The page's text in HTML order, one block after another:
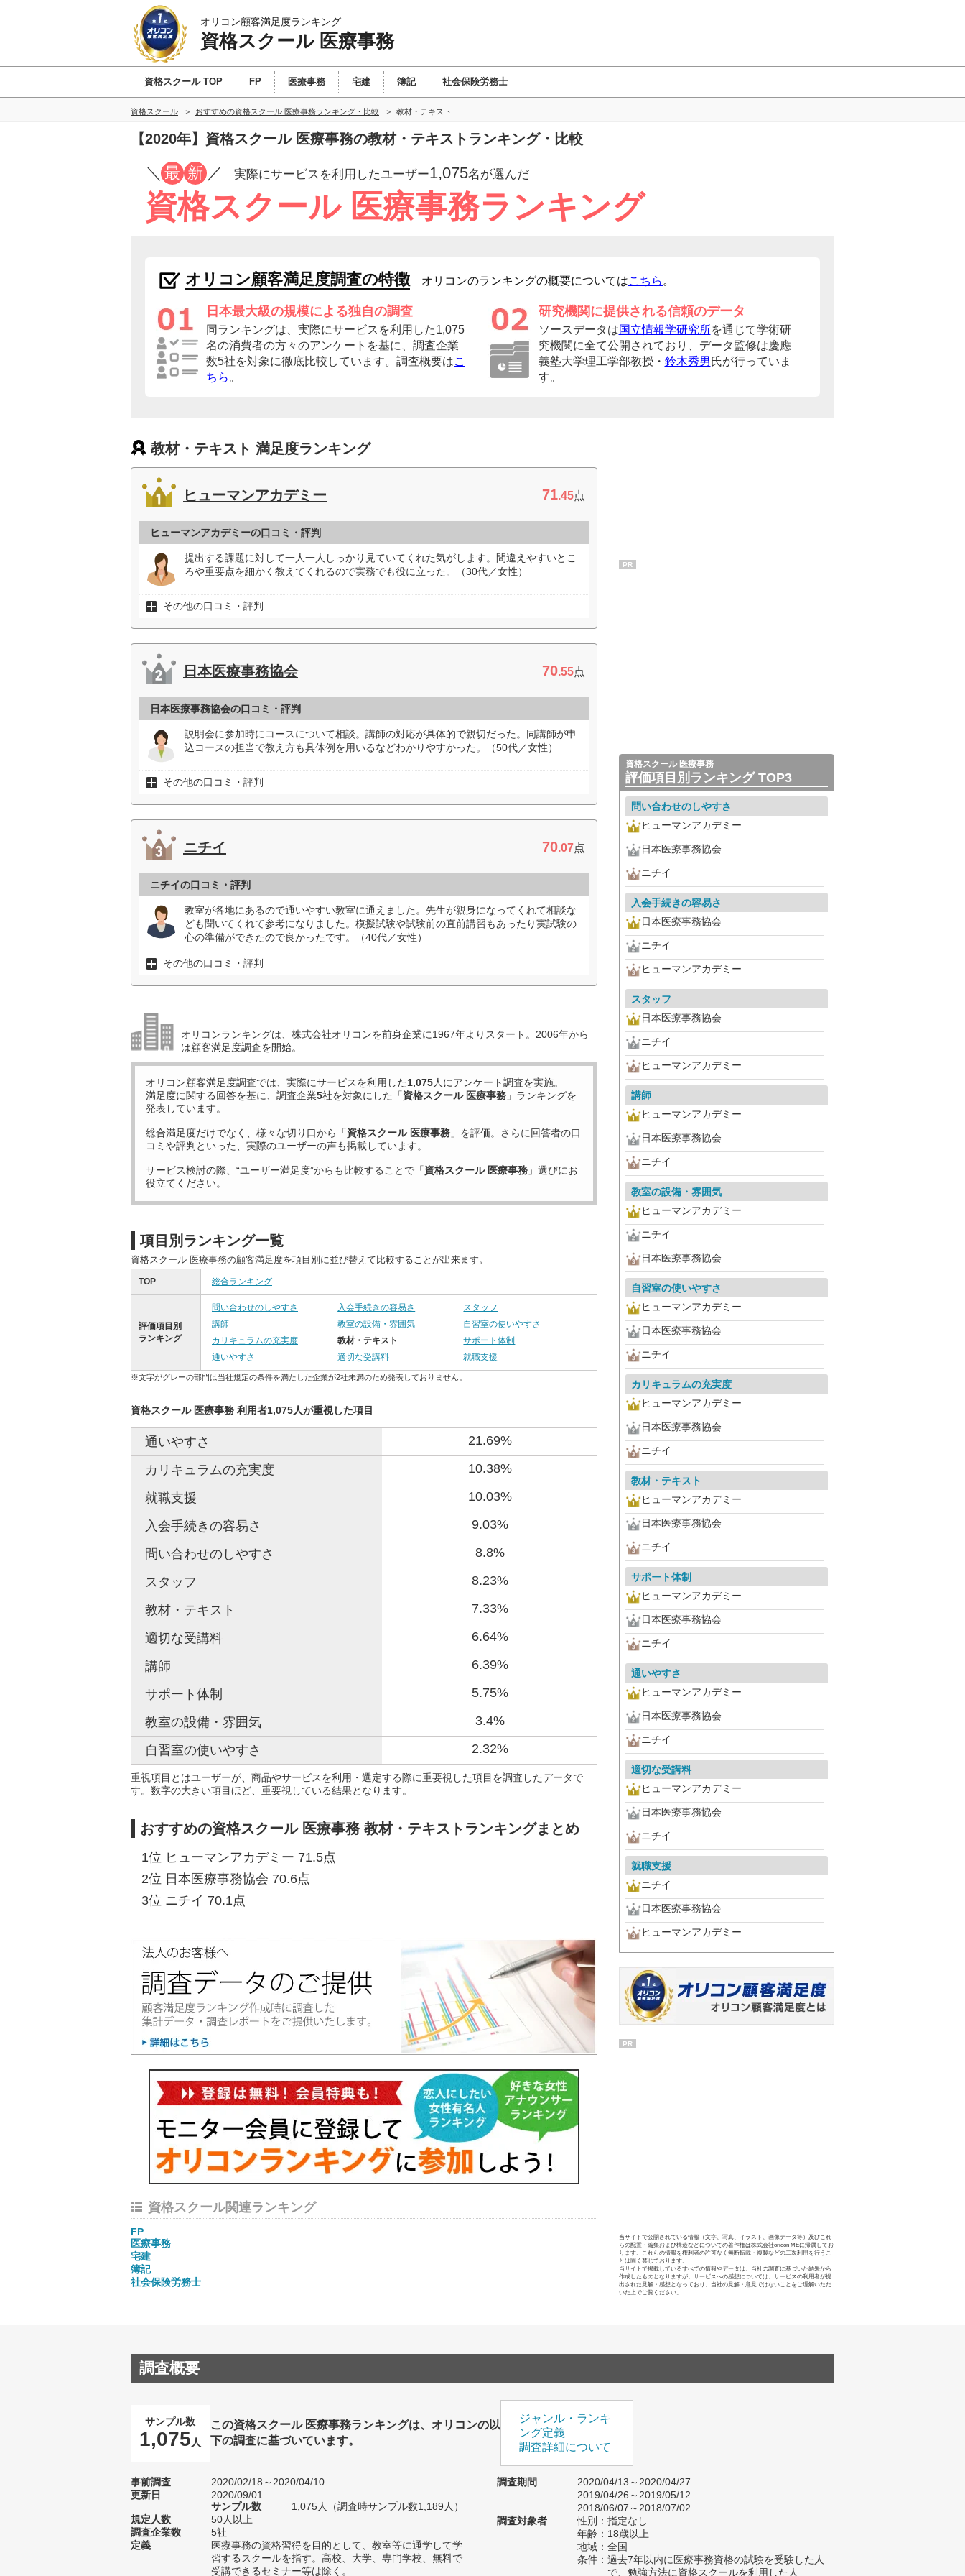
オリコン顧客満足度ランキング
資格スクール 医療事務
資格スクール TOP FP 医療事務 宅建 簿記 社会保険労務士
資格スクール おすすめの資格スクール 医療事務ランキング・比較 教材・テキスト
【2020年】資格スクール 医療事務の教材・テキストランキング・比較
／ 最 新 ／ 実際にサービスを利用したユーザー1,075名が選んだ
資格スクール 医療事務ランキング
オリコン顧客満足度調査の特徴 オリコンのランキングの概要についてはこちら 。
日本最大級の規模による独自の調査
同ランキングは、実際にサービスを利用した1,075
名の消費者の方々のアンケートを基に、調査企業
数5社を対象に徹底比較しています。調査概要はこ
ちら 。
研究機関に提供される信頼のデータ
ソースデータは国立情報学研究所を通じて学術研
究機関に全て公開されており、データ監修は慶應
義塾大学理工学部教授・ 鈴木秀男 氏が行っていま
す。
教材・テキスト 満足度ランキング
ヒューマンアカデミー 71.45点
ヒューマンアカデミーの口コミ・評判
提出する課題に対して一人一人しっかり見ていてくれた気がします。間違えやすいとこ
ろや重要点を細かく教えてくれるので実務でも役に立った。（30代／女性）
その他の口コミ・評判
日本医療事務協会 70.55点
日本医療事務協会の口コミ・評判
説明会に参加時にコースについて相談。講師の対応が具体的で親切だった。同講師が申
込コースの担当で教え方も具体例を用いるなどわかりやすかった。（50代／女性）
その他の口コミ・評判
ニチイ 70.07点
ニチイの口コミ・評判
教室が各地にあるので通いやすい教室に通えました。先生が親身になってくれて相談な
ども聞いてくれて参考になりました。模擬試験や試験前の直前講習もあったり実試験の
心の準備ができたので良かったです。（40代／女性）
その他の口コミ・評判
オリコンランキングは、株式会社オリコンを前身企業に1967年よりスタート。2006年から
は顧客満足度調査を開始。
オリコン顧客満足度調査では、実際にサービスを利用した1,075人にアンケート調査を実施。
満足度に関する回答を基に、調査企業5社を対象にした「資格スクール 医療事務 」ランキングを
発表しています。
総合満足度だけでなく、様々な切り口から「資格スクール 医療事務 」を評価。さらに回答者の口
コミや評判といった、実際のユーザーの声も掲載しています。
サービス検討の際、“ユーザー満足度”からも比較することで「資格スクール 医療事務 」選びにお
役立てください。
項目別ランキング一覧
資格スクール 医療事務の顧客満足度を項目別に並び替えて比較することが出来ます。
TOP 総合ランキング
評価項目別
ランキング
問い合わせのしやすさ 入会手続きの容易さ
スタッフ
講師
教室の設備・雰囲気
自習室の使いやすさ
カリキュラムの充実度
教材・テキスト
サポート体制
通いやすさ
適切な受講料 就職支援
※文字がグレーの部門は当社規定の条件を満たした企業が2社未満のため発表しておりません。
資格スクール 医療事務 利用者1,075人が重視した項目
通いやすさ 21.69%
カリキュラムの充実度 10.38%
就職支援 10.03%
入会手続きの容易さ 9.03%
問い合わせのしやすさ 8.8%
スタッフ 8.23%
教材・テキスト 7.33%
適切な受講料 6.64%
講師 6.39%
サポート体制 5.75%
教室の設備・雰囲気 3.4%
自習室の使いやすさ 2.32%
重視項目とはユーザーが、商品やサービスを利用・選定する際に重要視した項目を調査したデータで
す。数字の大きい項目ほど、重要視している結果となります。
おすすめの資格スクール 医療事務 教材・テキストランキングまとめ
1位 ヒューマンアカデミー 71.5点
2位 日本医療事務協会 70.6点
3位 ニチイ 70.1点
資格スクール関連ランキング
FP
医療事務
宅建
簿記
社会保険労務士
PR
資格スクール 医療事務
評価項目別ランキング TOP3
問い合わせのしやすさ
ヒューマンアカデミー
日本医療事務協会
ニチイ
入会手続きの容易さ
日本医療事務協会
ニチイ
ヒューマンアカデミー
スタッフ
日本医療事務協会
ニチイ
ヒューマンアカデミー
講師
ヒューマンアカデミー
日本医療事務協会
ニチイ
教室の設備・雰囲気
ヒューマンアカデミー
ニチイ
日本医療事務協会
自習室の使いやすさ
ヒューマンアカデミー
日本医療事務協会
ニチイ
カリキュラムの充実度
ヒューマンアカデミー
日本医療事務協会
ニチイ
教材・テキスト
ヒューマンアカデミー
日本医療事務協会
ニチイ
サポート体制
ヒューマンアカデミー
日本医療事務協会
ニチイ
通いやすさ
ヒューマンアカデミー
日本医療事務協会
ニチイ
適切な受講料
ヒューマンアカデミー
日本医療事務協会
ニチイ
就職支援
ニチイ
日本医療事務協会
ヒューマンアカデミー
PR
当サイトで公開されている情報（文字、写真、イラスト、画像データ等）及びこれ
らの配置・編集および構造などについての著作権は株式会社oricon MEに帰属してお
ります。これらの情報を権利者の許可なく無断転載・複製などの二次利用を行うこ
とは固く禁じております。
当サイトで掲載しているすべての情報やデータは、当社の調査に基づいた結果から
作成したものとなりますが、サービスへの感想については、サービスの利用者が提
出された見解・感想となっており、当社の見解・意見ではないことをご理解いただ
いた上でご覧ください。
調査概要
サンプル数
1,075 人
この資格スクール 医療事務ランキングは、オリコンの以
下の調査に基づいています。
ジャンル・ランキ
ング定義
調査詳細について
事前調査
2020/02/18～2020/04/10
更新日
2020/09/01
サンプル数
1,075人（調査時サンプル数1,189人）
規定人数
50人以上
調査企業数
5社
定義
医療事務の資格習得を目的として、教室等に通学して学
習するスクールを指す。高校、大学、専門学校、無料で
受講できるセミナー等は除く。
調査期間
2020/04/13～2020/04/27
2019/04/26～2019/05/12
2018/06/07～2018/07/02
調査対象者
性別：指定なし
年齢：18歳以上
地域：全国
条件：過去7年以内に医療事務資格の試験を受験した人
で、勉強方法に資格スクールを利用した人